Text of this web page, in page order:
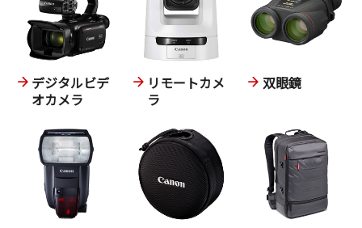
デジタルビデ
オカメラ
リモートカメ
ラ
双眼鏡